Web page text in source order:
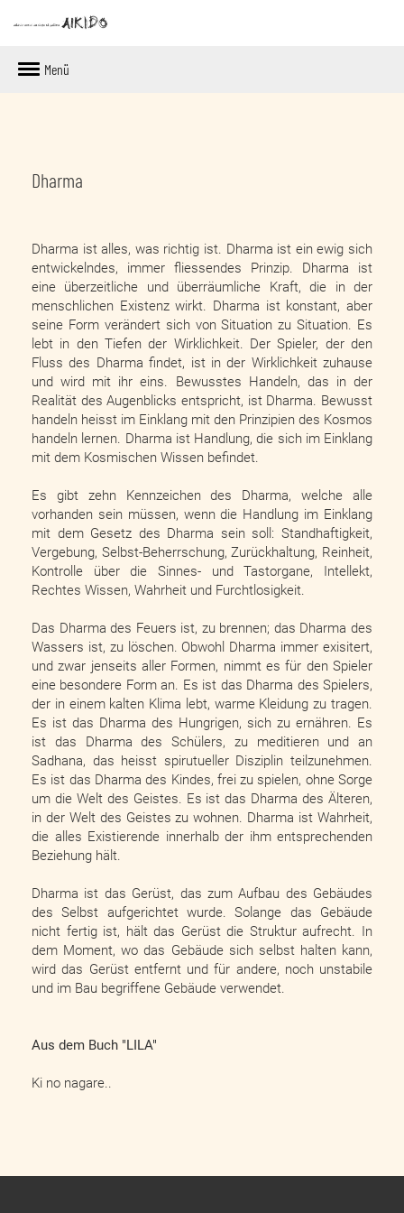
Menü
Dharma
Dharma ist alles, was richtig ist. Dharma ist ein ewig sich
entwickelndes, immer fliessendes Prinzip. Dharma ist
eine überzeitliche und überräumliche Kraft, die in der
menschlichen Existenz wirkt. Dharma ist konstant, aber
seine Form verändert sich von Situation zu Situation. Es
lebt in den Tiefen der Wirklichkeit. Der Spieler, der den
Fluss des Dharma findet, ist in der Wirklichkeit zuhause
und wird mit ihr eins. Bewusstes Handeln, das in der
Realität des Augenblicks entspricht, ist Dharma. Bewusst
handeln heisst im Einklang mit den Prinzipien des Kosmos
handeln lernen. Dharma ist Handlung, die sich im Einklang
mit dem Kosmischen Wissen befindet.
Es gibt zehn Kennzeichen des Dharma, welche alle
vorhanden sein müssen, wenn die Handlung im Einklang
mit dem Gesetz des Dharma sein soll: Standhaftigkeit,
Vergebung, Selbst-Beherrschung, Zurückhaltung, Reinheit,
Kontrolle über die Sinnes- und Tastorgane, Intellekt,
Rechtes Wissen, Wahrheit und Furchtlosigkeit.
Das Dharma des Feuers ist, zu brennen; das Dharma des
Wassers ist, zu löschen. Obwohl Dharma immer exisitert,
und zwar jenseits aller Formen, nimmt es für den Spieler
eine besondere Form an. Es ist das Dharma des Spielers,
der in einem kalten Klima lebt, warme Kleidung zu tragen.
Es ist das Dharma des Hungrigen, sich zu ernähren. Es
ist das Dharma des Schülers, zu meditieren und an
Sadhana, das heisst spirutueller Disziplin teilzunehmen.
Es ist das Dharma des Kindes, frei zu spielen, ohne Sorge
um die Welt des Geistes. Es ist das Dharma des Älteren,
in der Welt des Geistes zu wohnen. Dharma ist Wahrheit,
die alles Existierende innerhalb der ihm entsprechenden
Beziehung hält.
Dharma ist das Gerüst, das zum Aufbau des Gebäudes
des Selbst aufgerichtet wurde. Solange das Gebäude
nicht fertig ist, hält das Gerüst die Struktur aufrecht. In
dem Moment, wo das Gebäude sich selbst halten kann,
wird das Gerüst entfernt und für andere, noch unstabile
und im Bau begriffene Gebäude verwendet.
Aus dem Buch "LILA"
Ki no nagare..